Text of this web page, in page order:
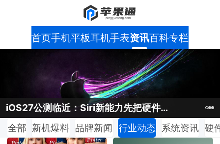
首页手机平板耳机手表资讯百科专栏
苹果汽车项目没白烧钱：AI芯片路线又被翻了出来
iOS27公测临近：Siri新能力先把硬件门槛摆出来iPhone18涨价预期升温：现在买iPhone17反而成了现实选项
苹果汽车项目没白烧钱：AI芯片路线又被翻了出来
iOS27公测临近：Siri新能力先把硬件门槛摆出来
全部 新机爆料 品牌新闻 行业动态 系统资讯 硬